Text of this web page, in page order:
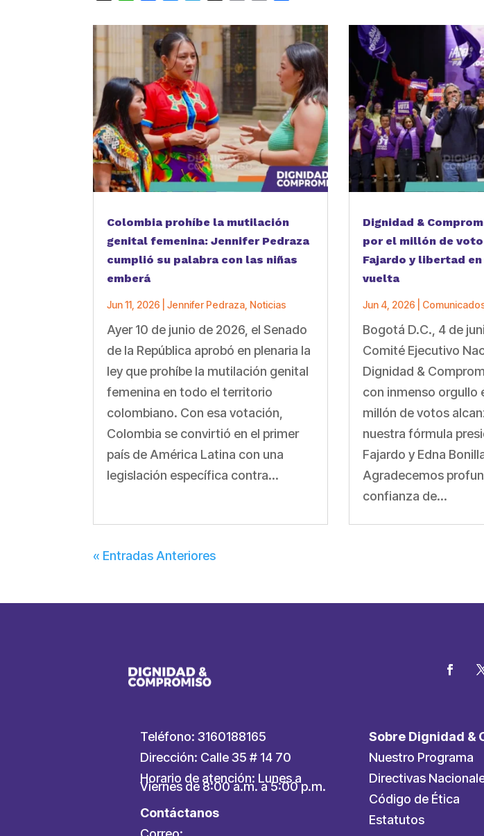
Colombia prohíbe la mutilación
genital femenina: Jennifer Pedraza
cumplió su palabra con las niñas
emberá
Jun 11, 2026 |Jennifer Pedraza Noticias
Ayer 10 de junio de 2026, el Senado
de la República aprobó en plenaria la
ley que prohíbe la mutilación genital
femenina en todo el territorio
colombiano. Con esa votación,
Colombia se convirtió en el primer
país de América Latina con una
legislación específica contra...
Dignidad &
por el millón de
Fajardo y libertad
vuelta
Jun 4, 2026
Bogotá D.C., 4 de
Comité Ejecutivo
Dignidad &
con inmenso orgullo
millón de votos
nuestra fórmula
Fajardo y Edna
Agradecemos
confianza de...
« Entradas Anteriores
Teléfono: 3160188165
Dirección: Calle 35 # 14 70
Horario de atención: Lunes a
Viernes de 8:00 a.m. a 5:00 p.m.
Contáctanos
Sobre Dignidad &
Nuestro Programa
Directivas
Código de Ética
Estatutos